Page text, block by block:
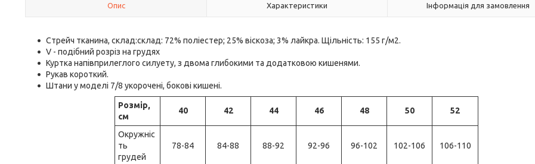
Опис Характеристики Інформація для замовлення
Стрейч тканина, склад:склад: 72% поліестер; 25% віскоза; 3% лайкра. Щільність: 155 г/м2.
V - подібний розріз на грудях
Куртка напівприлеглого силуету, з двома глибокими та додатковою кишенями.
Рукав короткий.
Штани у моделі 7/8 укорочені, бокові кишені.
Розмір,
см
40 42 44 46 48 50 52
Окружніс
ть
грудей
78-84 84-88 88-92 92-96 96-102 102-106 106-110